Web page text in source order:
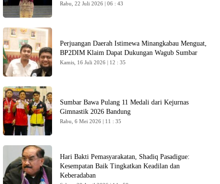
Rabu, 22 Juli 2026 | 06 : 43
Perjuangan Daerah Istimewa Minangkabau Menguat,
BP2DIM Klaim Dapat Dukungan Wagub Sumbar
Kamis, 16 Juli 2026 | 12 : 35
Sumbar Bawa Pulang 11 Medali dari Kejurnas
Gimnastik 2026 Bandung
Rabu, 6 Mei 2026 | 11 : 35
Hari Bakti Pemasyarakatan, Shadiq Pasadigue:
Kesempatan Baik Tingkatkan Keadilan dan
Keberadaban